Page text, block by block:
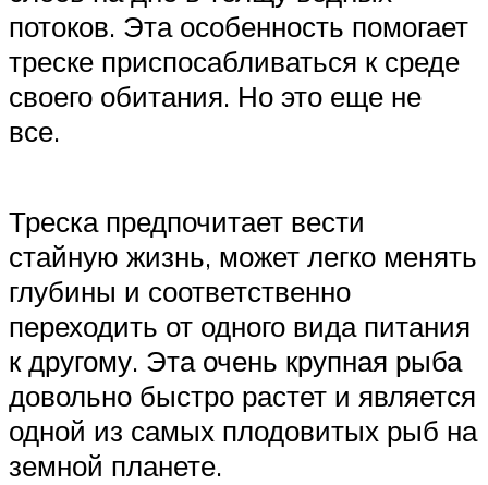
потоков. Эта особенность помогает
треске приспосабливаться к среде
своего обитания. Но это еще не
все.
Треска предпочитает вести
стайную жизнь, может легко менять
глубины и соответственно
переходить от одного вида питания
к другому. Эта очень крупная рыба
довольно быстро растет и является
одной из самых плодовитых рыб на
земной планете.